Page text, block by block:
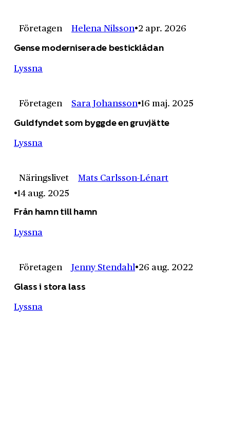
Företagen Helena Nilsson 2 apr. 2026
Gense moderniserade besticklådan
Lyssna
Företagen Sara Johansson 16 maj. 2025
Guldfyndet som byggde en gruvjätte
Lyssna
Näringslivet
Mats Carlsson-Lénart
14 aug. 2025
Från hamn till hamn
Lyssna
Företagen Jenny Stendahl 26 aug. 2022
Glass i stora lass
Lyssna